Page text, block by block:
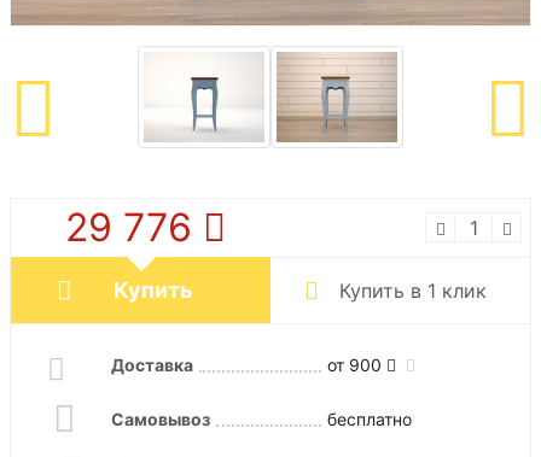
29 776
Купить Купить в 1 клик
Доставка от 900
Самовывоз бесплатно